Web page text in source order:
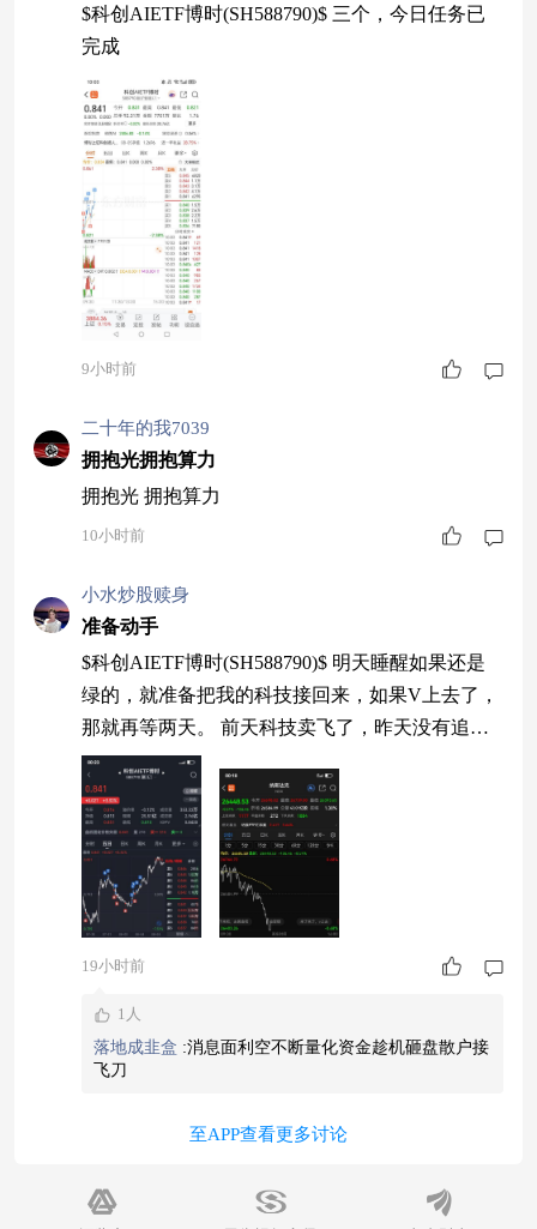
$科创AIETF博时(SH588790)$ 三个，今日任务已
完成
9小时前
二十年的我7039
拥抱光拥抱算力
拥抱光 拥抱算力
10小时前
小水炒股赎身
准备动手
$科创AIETF博时(SH588790)$ 明天睡醒如果还是
绿的，就准备把我的科技接回来，如果V上去了，
那就再等两天。 前天科技卖飞了，昨天没有追
涨，无论是按波浪理论也好，还是情绪市场也好，
肯定有一波回调，目前算是一个支撑位，支撑位爆
拉，我没有看到明显的利好消息（可能是我消息闭
塞了有点），还好这几天控制住手没有买进去。
今天盘后放消息韩国那边三星和sk海力士CEO也被
调查，这无疑也是一大利空，中际
19小时前
1人
落地成韭盒 :消息面利空不断量化资金趁机砸盘散户接
飞刀
至APP查看更多讨论